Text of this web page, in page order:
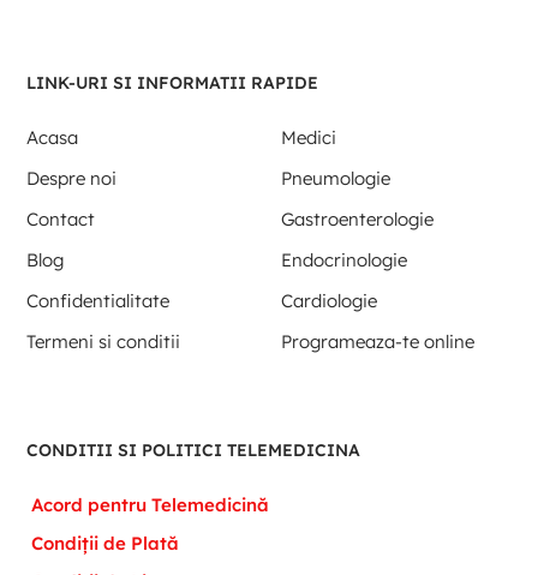
LINK-URI SI INFORMATII RAPIDE
Acasa
Medici
Despre noi
Pneumologie
Contact
Gastroenterologie
Blog
Endocrinologie
Confidentialitate
Cardiologie
Termeni si conditii
Programeaza-te online
CONDITII SI POLITICI TELEMEDICINA
Acord pentru Telemedicină
Condiții de Plată